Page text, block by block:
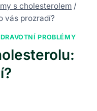
s cholesterolem /
vás prozradí?
PROBLÉMY